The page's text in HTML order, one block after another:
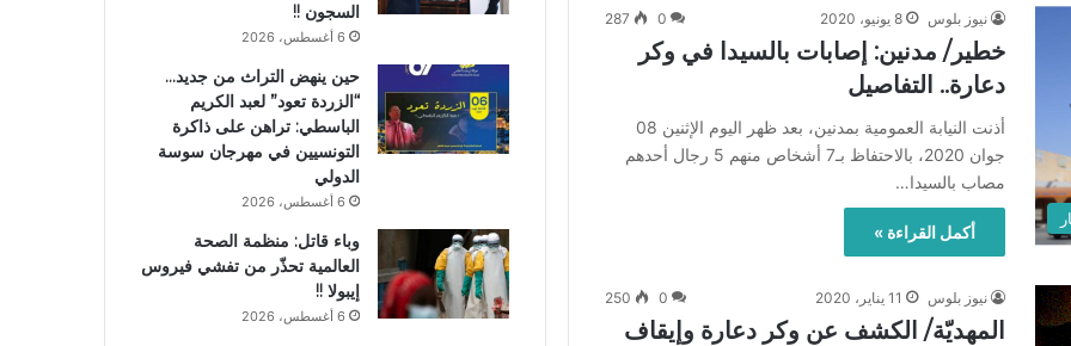
نيوز بلوس 8 يونيو، 2020 0
287
خطير/ مدنين: إصابات بالسيدا في وكر
دعارة.. التفاصيل
أذنت النيابة العمومية بمدنين، بعد ظهر اليوم الإثنين 08
جوان 2020، بالاحتفاظ بـ7 أشخاص منهم 5 رجال أحدهم
مصاب بالسيدا…
أكمل القراءة »
نيوز بلوس 11 يناير، 2020 0
250
المهديّة/ الكشف عن وكر دعارة وإيقاف
السجون !!
6 أغسطس، 2026
حين ينهض التراث من جديد…
“الزردة تعود” لعبد الكريم
الباسطي: تراهن على ذاكرة
التونسيين في مهرجان سوسة
الدولي
6 أغسطس، 2026
وباء قاتل: منظمة الصحة
العالمية تحذّر من تفشي فيروس
إيبولا !!
6 أغسطس، 2026